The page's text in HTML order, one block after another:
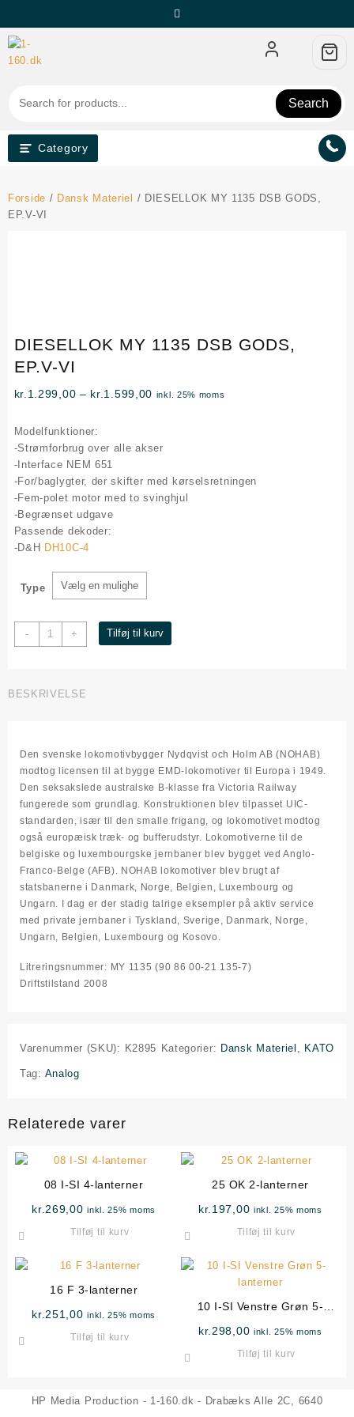
content
Search
Category
Forside / Dansk Materiel / DIESELLOK MY 1135 DSB GODS,
EP.V-VI
DIESELLOK MY 1135 DSB GODS,
EP.V-VI
kr. 1.299,00 – kr. 1.599,00 Prisinterval:
inkl. 25% moms
Modelfunktioner:
-Strømforbrug over alle akser
-Interface NEM 651
-For/baglygter, der skifter med kørselsretningen
-Fem-polet motor med to svinghjul
-Begrænset udgave
Passende dekoder:
-D&H DH10C-4
Type
-
DIESELLOK
MY
GODS,
+ Tilføj til kurv
BESKRIVELSE
Den svenske lokomotivbygger Nydqvist och Holm AB (NOHAB)
modtog licensen til at bygge EMD-lokomotiver til Europa i 1949.
Den seksakslede australske B-klasse fra Victoria Railway
fungerede som grundlag. Konstruktionen blev tilpasset UIC-
standarden, især til den smalle frigang, og lokomotivet modtog
også europæisk træk- og bufferudstyr. Lokomotiverne til de
belgiske og luxembourgske jernbaner blev bygget ved Anglo-
Franco-Belge (AFB). NOHAB lokomotiver blev brugt af
statsbanerne i Danmark, Norge, Belgien, Luxembourg og
Ungarn. I dag er der stadig talrige eksempler på aktiv service
med private jernbaner i Tyskland, Sverige, Danmark, Norge,
Ungarn, Belgien, Luxembourg og Kosovo.
Litreringsnummer: MY 1135 (90 86 00-21 135-7)
Driftstilstand 2008
Varenummer (SKU): K2895 Kategorier: Dansk Materiel KATO
Tag: Analog
Relaterede varer
08 I-SI 4-lanterner
kr. 269,00 inkl. 25% moms
Tilføj til kurv
25 OK 2-lanterner
kr. 197,00 inkl. 25% moms
Tilføj til kurv
16 F 3-lanterner
kr. 251,00 inkl. 25% moms
Tilføj til kurv
10 I-SI Venstre Grøn 5-
kr. 298,00 inkl. 25% moms
Tilføj til kurv
HP Media Production - 1-160.dk - Drabæks Alle 2C, 6640